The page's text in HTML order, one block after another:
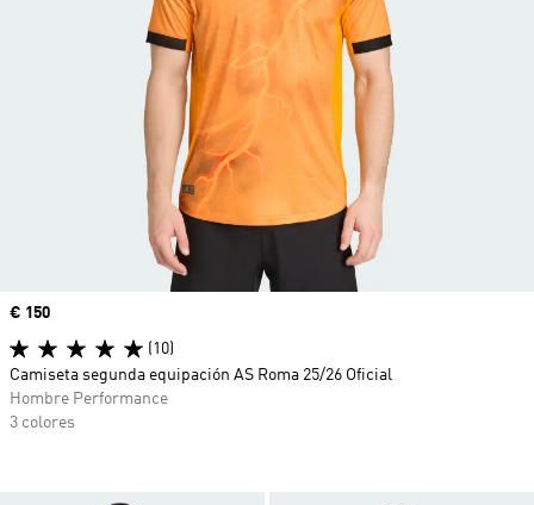
Precio
€ 150
(10)
Camiseta segunda equipación AS Roma 25/26 Oficial
Hombre Performance
3 colores